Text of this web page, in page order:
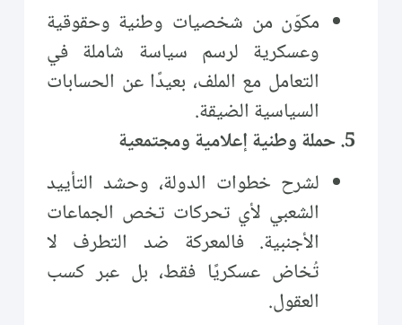
مكوّن من شخصيات وطنية وحقوقية
وعسكرية لرسم سياسة شاملة في
التعامل مع الملف، بعيدًا عن الحسابات
السياسية الضيقة.
5. حملة وطنية إعلامية ومجتمعية
لشرح خطوات الدولة، وحشد التأييد
الشعبي لأي تحركات تخص الجماعات
الأجنبية. فالمعركة ضد التطرف لا
تُخاض عسكريًا فقط، بل عبر كسب
العقول.